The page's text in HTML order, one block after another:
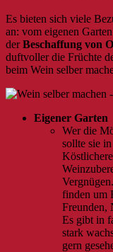
Es bieten sich viele
an: vom eigenen
derBeschaffung von
duftvoller die Früchte
beim Wein selber
Eigener Garten
Wer die
sollte sie
finden um
Freunden,
Es gibt in
stark
gern